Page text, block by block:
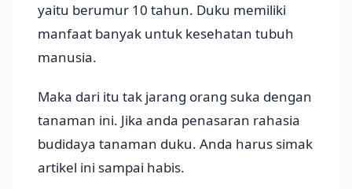
yaitu berumur 10 tahun. Duku memiliki
manfaat banyak untuk kesehatan tubuh
manusia.
Maka dari itu tak jarang orang suka dengan
tanaman ini. Jika anda penasaran rahasia
budidaya tanaman duku. Anda harus simak
artikel ini sampai habis.